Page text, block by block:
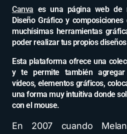
Canva es una página web de
Diseño Gráfico y
muchísimas herramientas
poder realizar tus propios
Esta plataforma ofrece una
y te permite también
vídeos, elementos gráficos,
una forma muy intuitiva donde
con el mouse.
En 2007 cuando